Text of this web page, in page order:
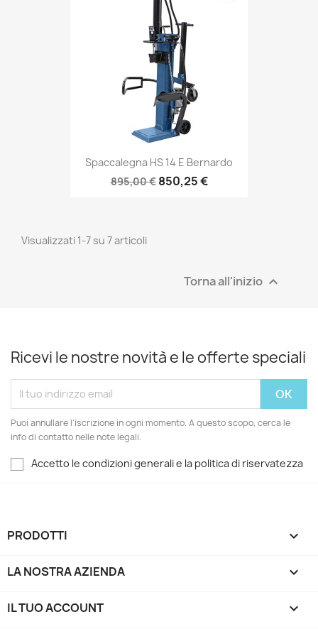
Spaccalegna HS 14 E Bernardo
895,00 € 850,25 €
Visualizzati 1-7 su 7 articoli
Torna all'inizio 
Ricevi le nostre novità e le offerte speciali
Puoi annullare l'iscrizione in ogni momento. A questo scopo, cerca le
info di contatto nelle note legali.
Accetto le condizioni generali e la politica di riservatezza
PRODOTTI 
LA NOSTRA AZIENDA 
IL TUO ACCOUNT 